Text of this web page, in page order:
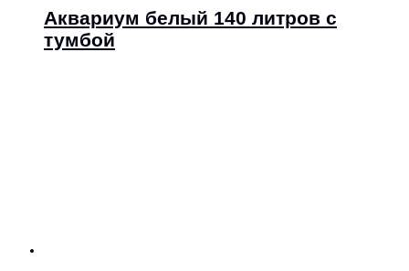
Аквариум белый 140 литров с
тумбой